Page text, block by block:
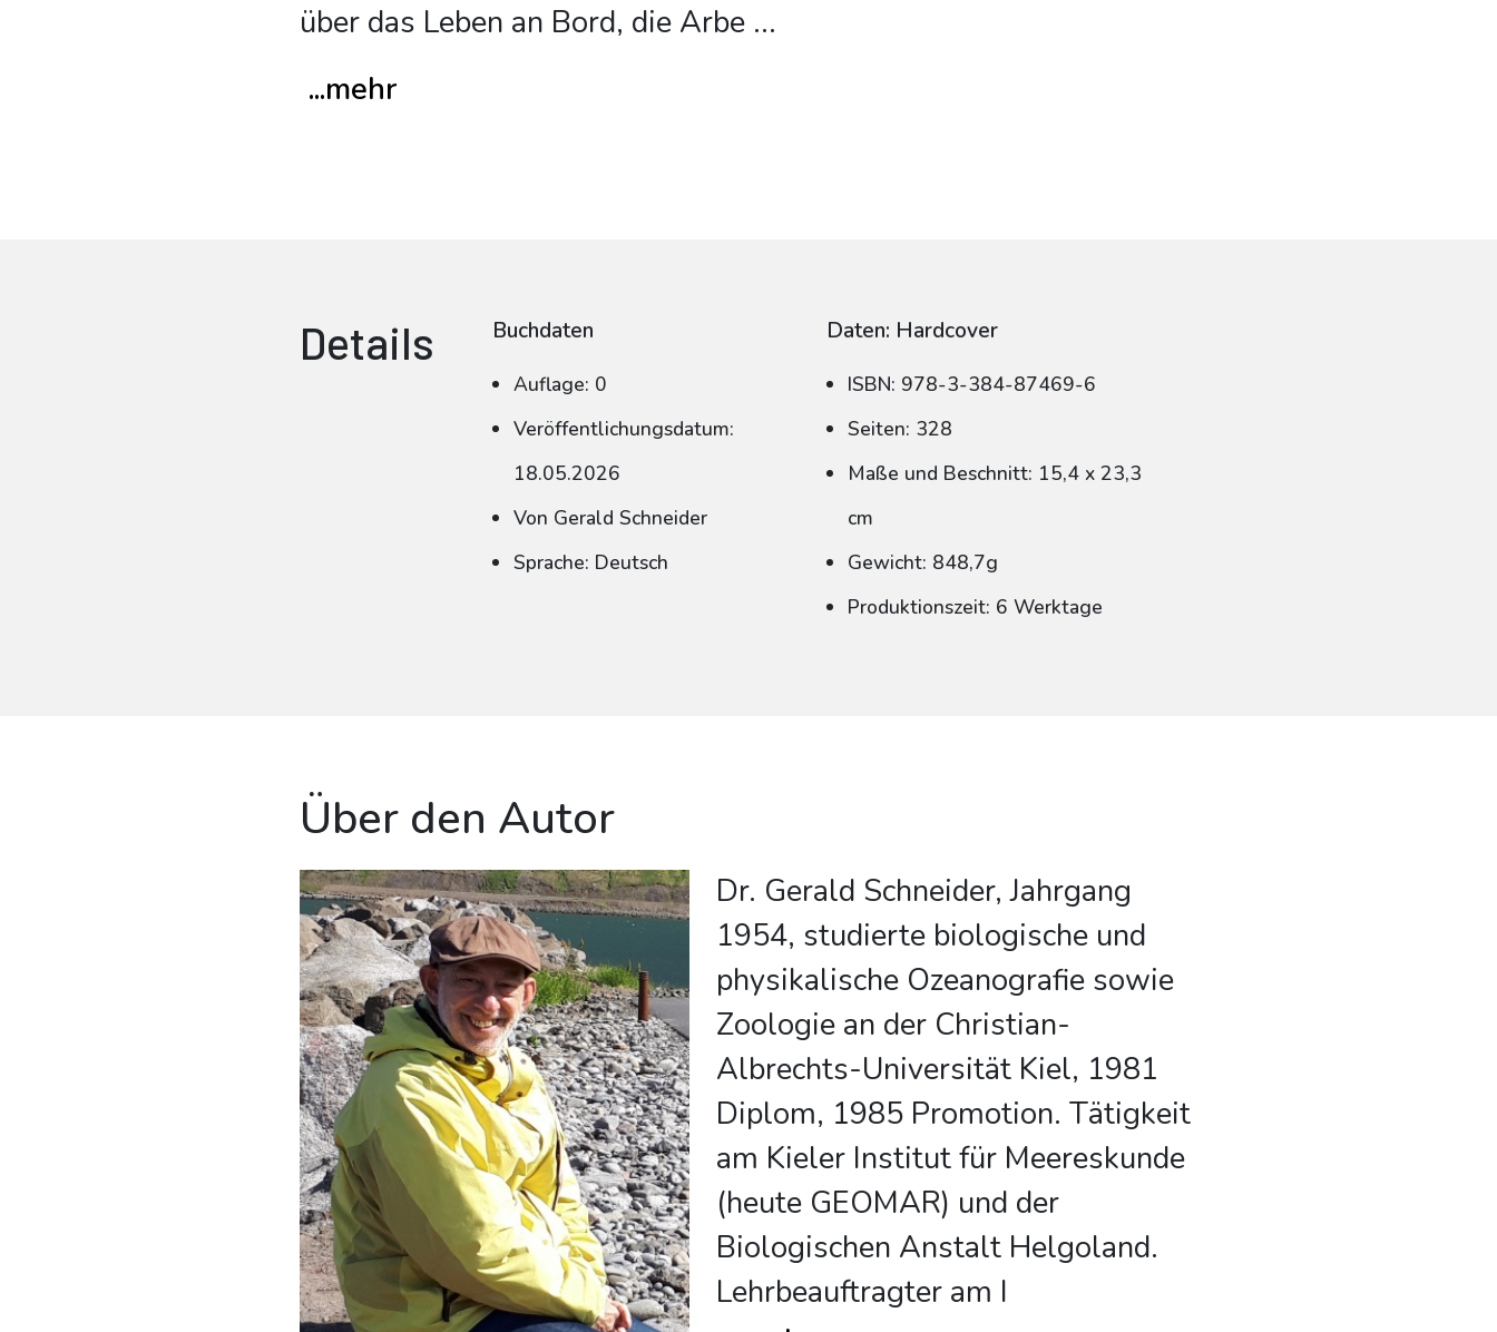
über das Leben an Bord, die Arbe...
...mehr
Details Buchdaten
Auflage: 0
Veröffentlichungsdatum:
18.05.2026
Von Gerald Schneider
Sprache: Deutsch
Daten: Hardcover
ISBN: 978-3-384-87469-6
Seiten: 328
Maße und Beschnitt: 15,4 x 23,3
cm
Gewicht: 848,7g
Produktionszeit: 6 Werktage
Über den Autor
Dr. Gerald Schneider, Jahrgang
1954, studierte biologische und
physikalische Ozeanografie sowie
Zoologie an der Christian-
Albrechts-Universität Kiel, 1981
Diplom, 1985 Promotion. Tätigkeit
am Kieler Institut für Meereskunde
(heute GEOMAR) und der
Biologischen Anstalt Helgoland.
Lehrbeauftragter am I